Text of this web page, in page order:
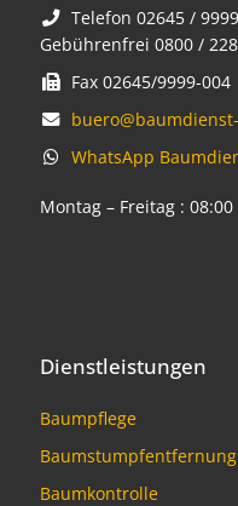
Telefon 02645 /
Gebührenfrei 0800 /
Fax 02645/9999-004
WhatsApp
Montag – Freitag : 08:00
Dienstleistungen
Baumpflege
Baumkontrolle